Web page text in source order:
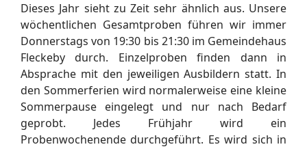
Dieses Jahr sieht zu Zeit sehr ähnlich aus. Unsere
wöchentlichen Gesamtproben führen wir immer
Donnerstags von 19:30 bis 21:30 im Gemeindehaus
Fleckeby durch. Einzelproben finden dann in
Absprache mit den jeweiligen Ausbildern statt. In
den Sommerferien wird normalerweise eine kleine
Sommerpause eingelegt und nur nach Bedarf
geprobt. Jedes Frühjahr wird ein
Probenwochenende durchgeführt. Es wird sich in